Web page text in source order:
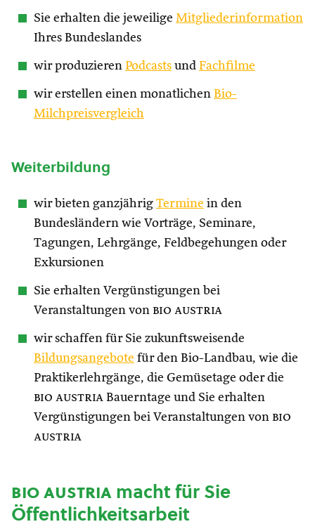
Sie erhalten die jeweilige Mitgliederinformation
Ihres Bundeslandes
wir produzieren Podcasts und Fachfilme
wir erstellen einen monatlichen Bio-
Milchpreisvergleich
Weiterbildung
wir bieten ganzjährig Termine in den
Bundesländern wie Vorträge, Seminare,
Tagungen, Lehrgänge, Feldbegehungen oder
Exkursionen
Sie erhalten Vergünstigungen bei
Veranstaltungen von bio austria
wir schaffen für Sie zukunftsweisende
Bildungsangebote für den Bio-Landbau, wie die
Praktikerlehrgänge, die Gemüsetage oder die
bio austria Bauerntage und Sie erhalten
Vergünstigungen bei Veranstaltungen von bio
austria
bio austriamacht für Sie
Öffentlichkeitsarbeit